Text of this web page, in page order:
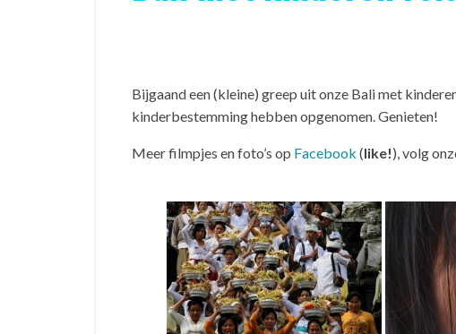
Bijgaand een (kleine) greep uit onze Bali met
kinderbestemming hebben opgenomen. Genieten!
Meer filmpjes en foto’s op Facebook (like!), volg